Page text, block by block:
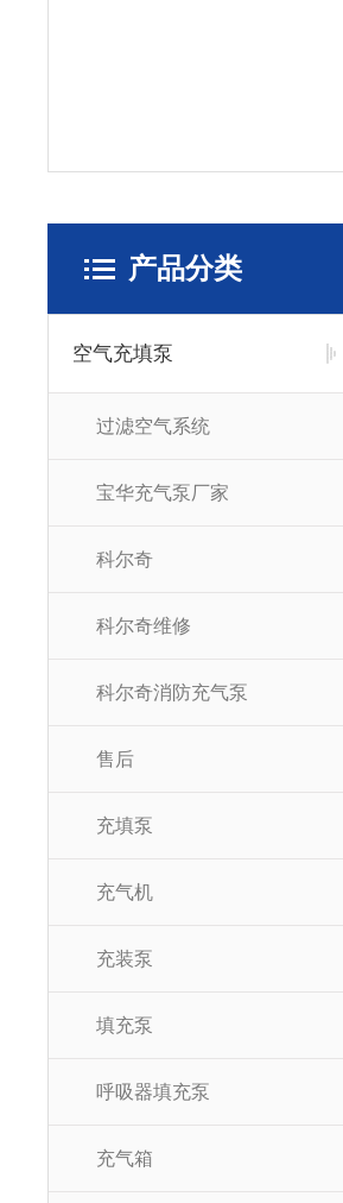
产品分类
空气充填泵
过滤空气系统
宝华充气泵厂家
科尔奇
科尔奇维修
科尔奇消防充气泵
售后
充填泵
充气机
充装泵
填充泵
呼吸器填充泵
充气箱